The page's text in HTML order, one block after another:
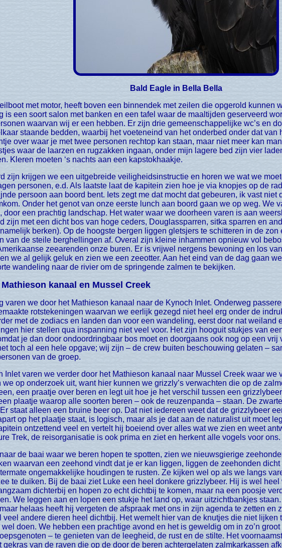
Bald Eagle in Bella Bella
is een soort salon met banken en een tafel waar de maaltijden geserveerd
waarvan wij er een hebben. Er zijn drie gemeenschappelijke wc’s en
staande bedden, waarbij het voeteneind van het onderbed onder dat van
over waar je met twee personen rechtop kan staan, maar niet meer kan
waar de laarzen en rugzakken ingaan, onder mijn lagere bed zijn vier
Kleren moeten ‘s nachts aan een kapstokhaakje.
personen, e.d. Als laatste laat de kapitein zien hoe je via knopjes op de
persoon aan boord bent. Iets zegt me dat mocht dat gebeuren, ik vast niet
Onder het genot van onze eerste lunch aan boord gaan we op weg. We
door een prachtig landschap. Het water waar we doorheen varen is aan
zijn met een dicht bos van hoge ceders, Douglassparren, sitka sparren en
berken). Op de hoogste bergen liggen gletsjers te schitteren in de
van de steile berghellingen af. Overal zijn kleine inhammen opnieuw vol
zeearenden onze buren. Er is vrijwel nergens bewoning en los
we al gelijk geluk en zien we een zeeotter. Aan het eind van de dag gaan
wandeling naar de rivier om de springende zalmen te bekijken.
kanaal en Mussel Creek
rotstekeningen waarvan we eerlijk gezegd niet heel erg onder de
met de zodiacs en landen dan voor een wandeling, eerst door nat weiland
hier stellen qua inspanning niet veel voor. Het zijn hooguit stukjes van
je dan door ondoordringbaar bos moet en doorgaans ook nog op een vrij
toch al een hele opgave; wij zijn – de crew buiten beschouwing gelaten –
van de groep.
op onderzoek uit, want hier kunnen we grizzly’s verwachten die op de
een praatje over beren en legt uit hoe je het verschil tussen een
plaatje waarop alle soorten beren – ook de reuzenpanda – staan. De
staat alleen een bruine beer op. Dat niet iedereen weet dat de grizzlybeer
op het plaatje staat, is logisch, maar als je dat aan de naturalist uit moet
ontzettend veel en vertelt hij boeiend over alles wat we zien en weet
Trek, de reisorganisatie is ook prima en ziet en herkent alle vogels voor ons.
waarvan een zeehond vindt dat je er kan liggen, liggen de zeehonden
ongemakkelijke houdingen te rusten. Ze kijken wel op als we langs
te duiken. Bij de baai ziet Luke een heel donkere grizzlybeer. Hij is wel
dichterbij en hopen zo echt dichtbij te komen, maar na een poosje
We leggen aan en lopen een stukje het land op, waar uitzichtbankjes
helaas heeft hij vergeten de afspraak met ons in zijn agenda te zetten en
veel andere dieren heel dichtbij. Het wemelt hier van de knutjes die niet lijken
doen. We hebben een prachtige avond en het is geweldig om in zo’n
– te genieten van de leegheid, de rust en de stilte. Het
gekras van de raven die op de door de beren achtergelaten zalmkarkassen